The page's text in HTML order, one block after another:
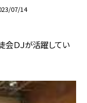
07/14
ＤＪが活躍してい